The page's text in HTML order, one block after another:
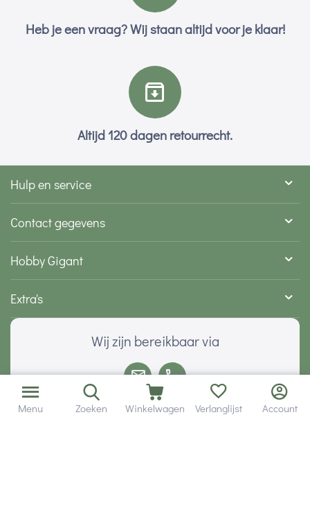
Heb je een vraag? Wij staan altijd voor je klaar!
Altijd 120 dagen retourrecht.
Hulp en service
Contact gegevens
Hobby Gigant
Extra's
Wij zijn bereikbaar via
Menu Zoeken Winkelwagen Verlanglijst Account